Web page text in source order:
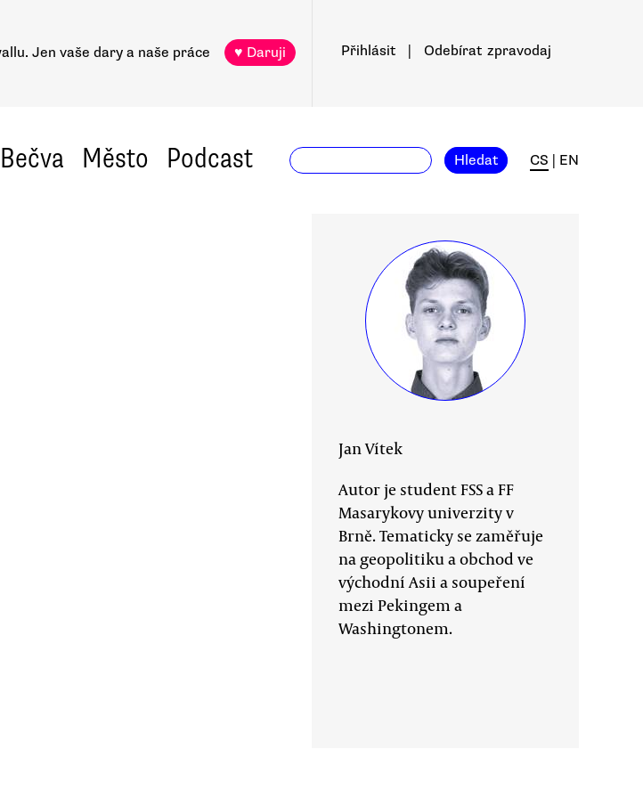
Jen vaše dary a naše práce ♥ Daruji Přihlásit Odebírat zpravodaj
Bečva Město Podcast Hledat CS EN
Jan Vítek
Autor je student FSS a FF
Masarykovy univerzity v
Brně. Tematicky se zaměřuje
na geopolitiku a obchod ve
východní Asii a soupeření
mezi Pekingem a
Washingtonem.